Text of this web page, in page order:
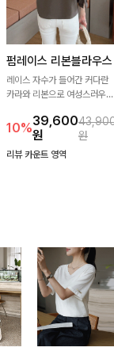
펌레이스 리본블라우스
레이스 자수가 들어간 커다란
카라와 리본으로 여성스러우면
껴지는 블라우스에요🤎
10%39,600
원
원
리뷰 카운트 영역